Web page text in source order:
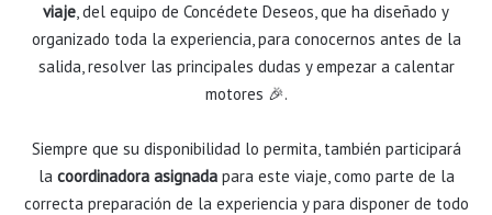
viaje, del equipo de Concédete Deseos, que ha diseñado y
organizado toda la experiencia, para conocernos antes de la
salida, resolver las principales dudas y empezar a calentar
motores 🎉.
Siempre que su disponibilidad lo permita, también participará
la coordinadora asignadapara este viaje, como parte de la
correcta preparación de la experiencia y para disponer de todo